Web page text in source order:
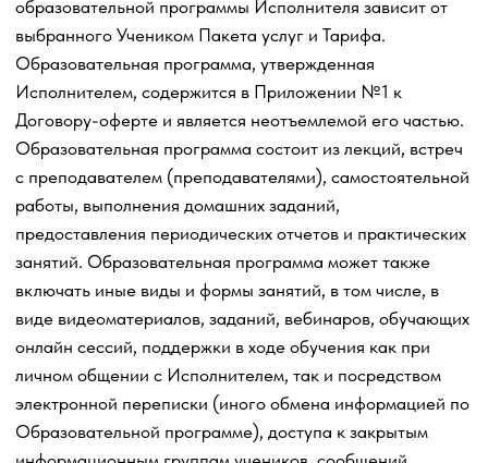
информационную поддержку Ученика в ходе обучения в
дистанционной форме, которые не входят в стоимость
платных образовательных Услуг.
Сроки оказания Услуг указываются на Сайте, график
проведения конкретных вебинаров направляется
Ученику по электронной почте, а также отображается в
личном кабинете Ученика на Платформе.
Если доступ в личный кабинет на Платформе Ученику не
предоставлен Исполнителем по каким-либо причинам
на стороне Исполнителя - доступ к Пакету услуг и всем
Обучающим материалам предоставляется
Исполнителем Ученику в сети Интернет любым
доступным способом (в том числе, может быть
предоставлен путем направления ссылки Ученику на
электронный облачный диск в сети Интернет, где
размещены Обучающие материалы Пакета услуг, и
3.4. Стоимость образовательных Услуг без учета
фактически понесенных расходов формируется
следующим образом:
- Предоставление доступа к Обучающим материалам и
заданиям для Ученика на образовательной Платформе в
электронном виде в сети Интернет– 100% от стоимости